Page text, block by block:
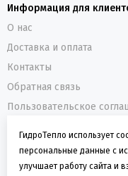
Информация для
О нас
Доставка и оплата
Контакты
Обратная связь
Пользовательское
О компании
ГидроТепло - интернет-
ГидроТепло использует
персональные данные с
улучшает работу сайта и